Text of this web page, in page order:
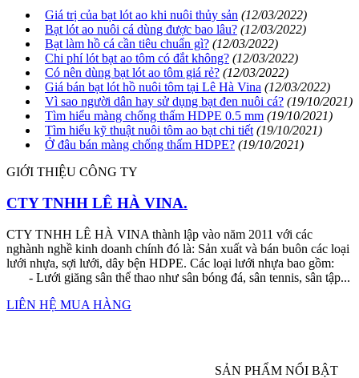
Giá trị của bạt lót ao khi nuôi thủy sản (12/03/2022)
Bạt lót ao nuôi cá dùng được bao lâu? (12/03/2022)
Bạt làm hồ cá cần tiêu chuẩn gì? (12/03/2022)
Chi phí lót bạt ao tôm có đắt không? (12/03/2022)
Có nên dùng bạt lót ao tôm giá rẻ? (12/03/2022)
Giá bán bạt lót hồ nuôi tôm tại Lê Hà Vina (12/03/2022)
Vì sao người dân hay sử dụng bạt đen nuôi cá? (19/10/2021)
Tìm hiểu màng chống thấm HDPE 0.5 mm (19/10/2021)
Tìm hiểu kỹ thuật nuôi tôm ao bạt chi tiết (19/10/2021)
Ở đâu bán màng chống thấm HDPE? (19/10/2021)
GIỚI THIỆU CÔNG TY
CTY TNHH LÊ HÀ VINA.
CTY TNHH LÊ HÀ VINA thành lập vào năm 2011 với các
nghành nghề kinh doanh chính đó là: Sản xuất và bán buôn các loại
lưới nhựa, sợi lưới, dây bện HDPE. Các loại lưới nhựa bao gồm:
- Lưới giăng sân thể thao như sân bóng đá, sân tennis, sân tập...
LIÊN HỆ MUA HÀNG
SẢN PHẨM NỔI BẬT